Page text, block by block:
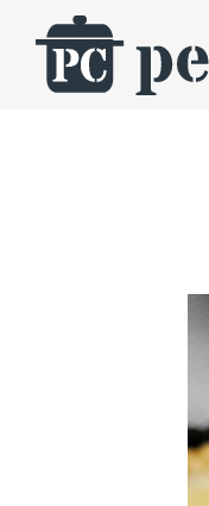
content